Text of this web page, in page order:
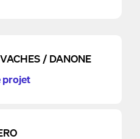
/ DANONE
projet